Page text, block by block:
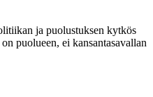
ja puolustuksen kytkös
puolueen, ei kansantasavallan